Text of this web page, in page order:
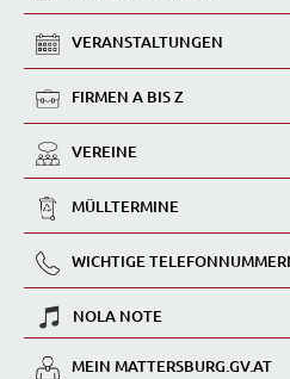
VERANSTALTUNGEN
FIRMEN A BIS Z
VEREINE
MÜLLTERMINE
WICHTIGE
NOLA NOTE
MEIN MATTERSBURG.GV.AT